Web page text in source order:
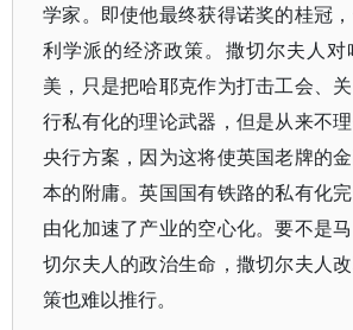
学家。即使他最终获得诺奖的桂冠
利学派的经济政策。撒切尔夫人
美，只是把哈耶克作为打击工会、
行私有化的理论武器，但是从来不
央行方案，因为这将使英国老牌的
本的附庸。英国国有铁路的私有化
由化加速了产业的空心化。要不是
切尔夫人的政治生命，撒切尔夫人
策也难以推行。